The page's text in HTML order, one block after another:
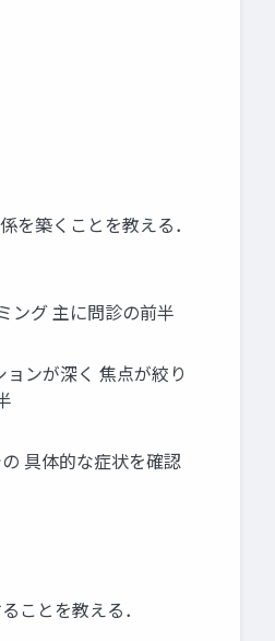
築くことを教える．
ング 主に問診の前半
ンが深く 焦点が絞り
具体的な症状を確認
ことを教える．